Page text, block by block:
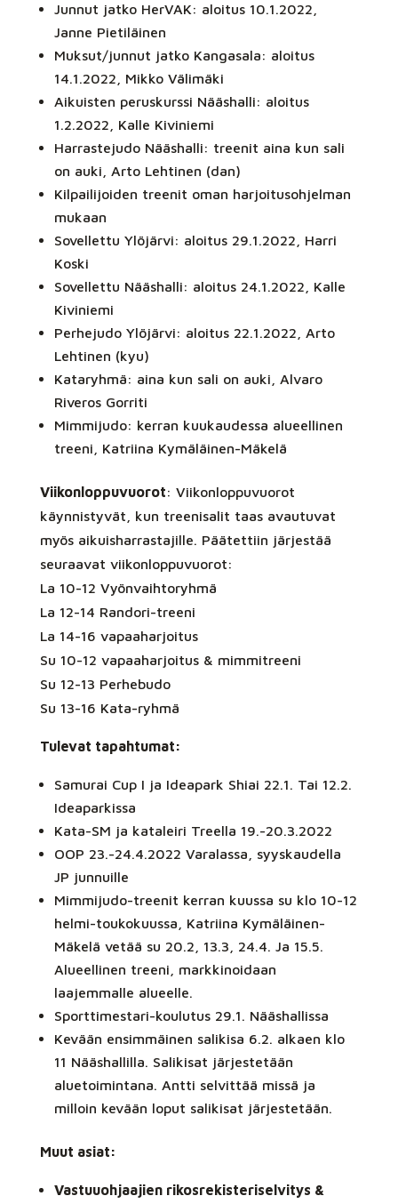
Junnut jatko HerVAK: aloitus 10.1.2022,
Janne Pietiläinen
Muksut/junnut jatko Kangasala: aloitus
14.1.2022, Mikko Välimäki
Aikuisten peruskurssi Nääshalli: aloitus
1.2.2022, Kalle Kiviniemi
Harrastejudo Nääshalli: treenit aina kun sali
on auki, Arto Lehtinen (dan)
Kilpailijoiden treenit oman harjoitusohjelman
mukaan
Sovellettu Ylöjärvi: aloitus 29.1.2022, Harri
Koski
Sovellettu Nääshalli: aloitus 24.1.2022, Kalle
Kiviniemi
Perhejudo Ylöjärvi: aloitus 22.1.2022, Arto
Lehtinen (kyu)
Kataryhmä: aina kun sali on auki, Alvaro
Riveros Gorriti
Mimmijudo: kerran kuukaudessa alueellinen
treeni, Katriina Kymäläinen-Mäkelä
Viikonloppuvuorot: Viikonloppuvuorot
käynnistyvät, kun treenisalit taas avautuvat
myös aikuisharrastajille. Päätettiin järjestää
seuraavat viikonloppuvuorot:
La 10-12 Vyönvaihtoryhmä
La 12-14 Randori-treeni
La 14-16 vapaaharjoitus
Su 10-12 vapaaharjoitus & mimmitreeni
Su 12-13 Perhebudo
Su 13-16 Kata-ryhmä
Tulevat tapahtumat:
Samurai Cup I ja Ideapark Shiai 22.1. Tai 12.2.
Ideaparkissa
Kata-SM ja kataleiri Treella 19.-20.3.2022
OOP 23.-24.4.2022 Varalassa, syyskaudella
JP junnuille
Mimmijudo-treenit kerran kuussa su klo 10-12
helmi-toukokuussa, Katriina Kymäläinen-
Mäkelä vetää su 20.2, 13.3, 24.4. Ja 15.5.
Alueellinen treeni, markkinoidaan
laajemmalle alueelle.
Sporttimestari-koulutus 29.1. Nääshallissa
Kevään ensimmäinen salikisa 6.2. alkaen klo
11 Nääshallilla. Salikisat järjestetään
aluetoimintana. Antti selvittää missä ja
milloin kevään loput salikisat järjestetään.
Muut asiat:
Vastuuohjaajien rikosrekisteriselvitys &